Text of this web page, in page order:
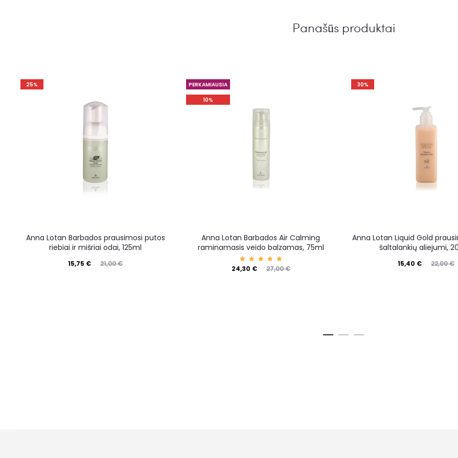
Panašūs produktai
25%
Anna Lotan Barbados prausimosi putos
riebiai ir mišriai odai, 125ml
21,00€
15,75 €
PERKAMIAUSIA
10%
Anna Lotan Barbados Air Calming
raminamasis veido balzamas, 75ml
Įvertin
imas:
27,00€
24,30 €
30%
Anna Lotan Liquid Gold
šaltalankių aliejumi,
22,00€
15,40 €